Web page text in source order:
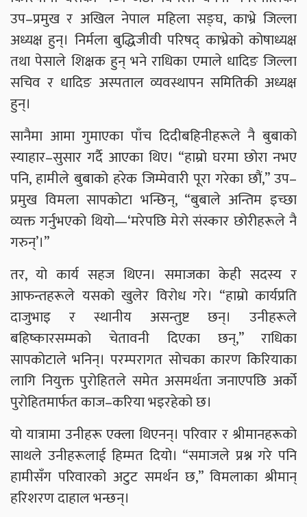
उप–प्रमुख र अखिल नेपाल महिला सङ्घ, काभ्रे जिल्ला
अध्यक्ष हुन्। निर्मला बुद्धिजीवी परिषद् काभ्रेको कोषाध्यक्ष
तथा पेसाले शिक्षक हुन् भने राधिका एमाले धादिङ जिल्ला
सचिव र धादिङ अस्पताल व्यवस्थापन समितिकी अध्यक्ष
हुन्।
सानैमा आमा गुमाएका पाँच दिदीबहिनीहरूले नै बुबाको
स्याहार–सुसार गर्दै आएका थिए। “हाम्रो घरमा छोरा नभए
पनि, हामीले बुबाको हरेक जिम्मेवारी पूरा गरेका छौं,” उप–
प्रमुख विमला सापकोटा भन्छिन्, “बुबाले अन्तिम इच्छा
व्यक्त गर्नुभएको थियो—‘मरेपछि मेरो संस्कार छोरीहरूले नै
गरुन्’।”
तर, यो कार्य सहज थिएन। समाजका केही सदस्य र
आफन्तहरूले यसको खुलेर विरोध गरे। “हाम्रो कार्यप्रति
दाजुभाइ र स्थानीय असन्तुष्ट छन्। उनीहरूले
बहिष्कारसम्मको चेतावनी दिएका छन्,” राधिका
सापकोटाले भनिन्। परम्परागत सोचका कारण किरियाका
लागि नियुक्त पुरोहितले समेत असमर्थता जनाएपछि अर्को
पुरोहितमार्फत काज–करिया भइरहेको छ।
यो यात्रामा उनीहरू एक्ला थिएनन्। परिवार र श्रीमानहरूको
साथले उनीहरूलाई हिम्मत दियो। “समाजले प्रश्न गरे पनि
हामीसँग परिवारको अटुट समर्थन छ,” विमलाका श्रीमान्
हरिशरण दाहाल भन्छन्।